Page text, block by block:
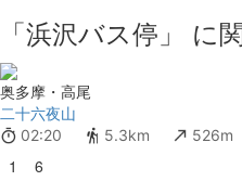
「浜沢バス停」 に
奥多摩・高尾
二十六夜山
02:20 5.3km 526m
1
6